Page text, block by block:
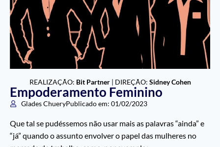
REALIZAÇÃO: Bit Partner| DIREÇÃO: Sidney Cohen
Empoderamento Feminino
Glades ChueryPublicado em: 01/02/2023
Que tal se pudéssemos não usar mais as palavras “ainda” e
“já” quando o assunto envolver o papel das mulheres no